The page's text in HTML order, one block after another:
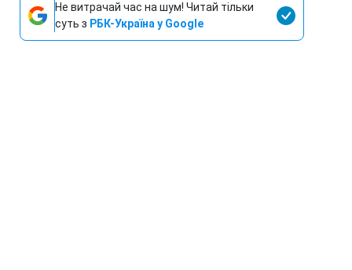
Не витрачай час на шум! Читай тільки
суть з РБК-Україна у Google